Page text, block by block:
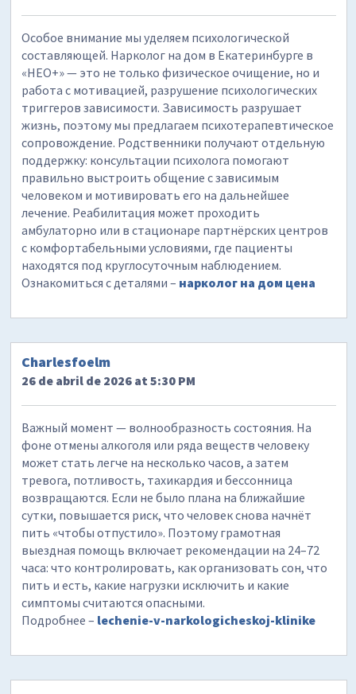
Особое внимание мы уделяем психологической
составляющей. Нарколог на дом в Екатеринбурге в
«НЕО+» — это не только физическое очищение, но и
работа с мотивацией, разрушение психологических
триггеров зависимости. Зависимость разрушает
жизнь, поэтому мы предлагаем психотерапевтическое
сопровождение. Родственники получают отдельную
поддержку: консультации психолога помогают
правильно выстроить общение с зависимым
человеком и мотивировать его на дальнейшее
лечение. Реабилитация может проходить
амбулаторно или в стационаре партнёрских центров
с комфортабельными условиями, где пациенты
находятся под круглосуточным наблюдением.
Ознакомиться с деталями – нарколог на дом цена
Charlesfoelm
26 de abril de 2026 at 5:30 PM
Важный момент — волнообразность состояния. На
фоне отмены алкоголя или ряда веществ человеку
может стать легче на несколько часов, а затем
тревога, потливость, тахикардия и бессонница
возвращаются. Если не было плана на ближайшие
сутки, повышается риск, что человек снова начнёт
пить «чтобы отпустило». Поэтому грамотная
выездная помощь включает рекомендации на 24–72
часа: что контролировать, как организовать сон, что
пить и есть, какие нагрузки исключить и какие
симптомы считаются опасными.
Подробнее – lechenie-v-narkologicheskoj-klinike